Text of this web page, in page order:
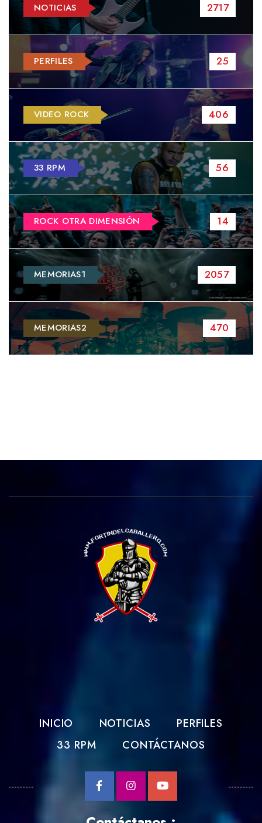
NOTICIAS 2717
PERFILES 25
VIDEO ROCK 406
33 RPM 56
ROCK OTRA DIMENSIÓN 14
MEMORIAS1 2057
MEMORIAS2 470
INICIO NOTICIAS
PERFILES
33 RPM
CONTÁCTANOS